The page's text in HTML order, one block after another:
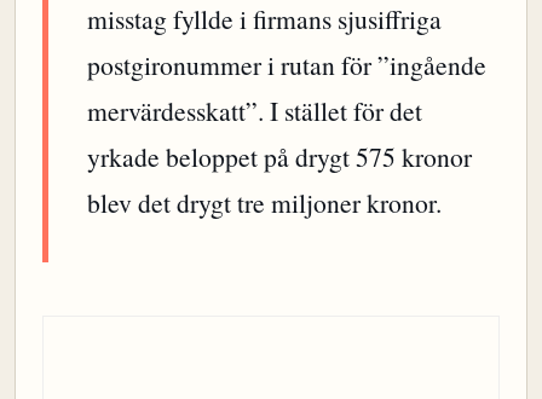
misstag fyllde i firmans sjusiffriga
postgironummer i rutan för ”ingående
mervärdesskatt”. I stället för det
yrkade beloppet på drygt 575 kronor
blev det drygt tre miljoner kronor.